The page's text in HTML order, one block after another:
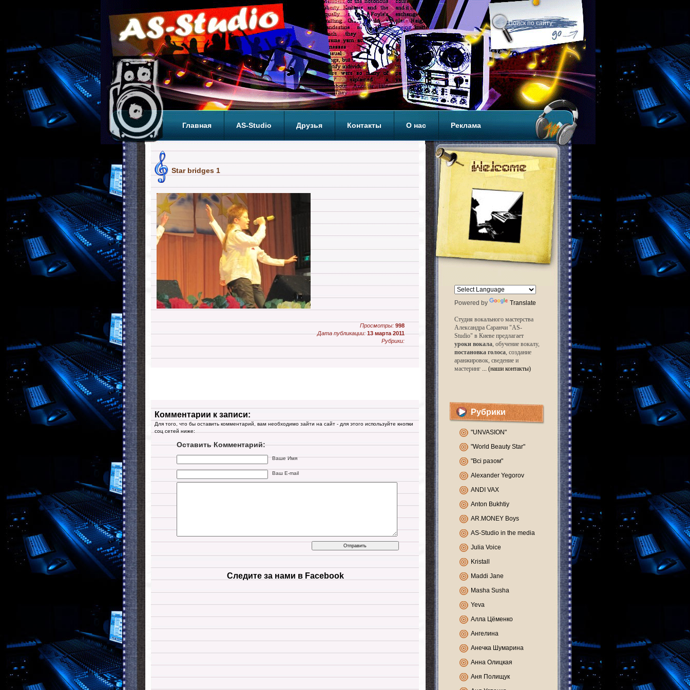
Главная AS-Studio Друзья Контакты О нас Реклама
Star bridges 1
Просмотры: 998
Дата публикации: 13 марта 2011
Рубрики:
Комментарии к записи:
Для того, что бы оставить комментарий, вам необходимо зайти на сайт - для этого используйте кнопки
соц сетей ниже:
Оставить Комментарий:
Ваше Имя
Ваш E-mail
Следите за нами в Facebook
Powered by Translate
Студия вокального мастерства
Александра Саранчи "AS-
Studio" в Киеве предлагает
уроки вокала, обучение вокалу,
постановка голоса, создание
аранжировок, сведение и
мастеринг ... (наши контакты)
Рубрики
"UNVASION"
"World Beauty Star"
"Всі разом"
Alexander Yegorov
ANDI VAX
Anton Bukhtiy
AR.MONEY Boys
AS-Studio in the media
Julia Voice
Kristall
Maddi Jane
Masha Susha
Yeva
Алла Цёменко
Ангелина
Анечка Шумарина
Анна Олицкая
Аня Полищук